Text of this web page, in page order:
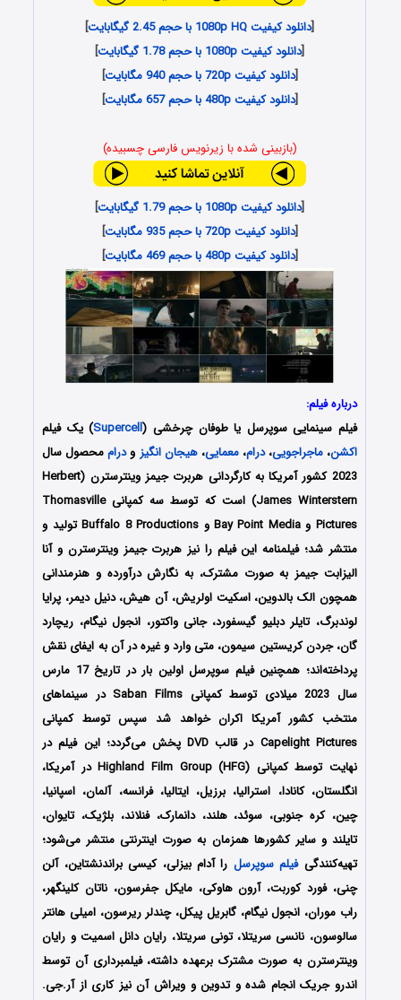
[دانلود کیفیت 1080p HQ با حجم 2.45 گیگابایت
]
[دانلود کیفیت 1080p با حجم 1.78 گیگابایت
]
[دانلود کیفیت 720p با حجم 940 مگابایت
]
[دانلود کیفیت 480p با حجم 657 مگابایت ]
(بازبینی شده با زیرنویس فارسی چسبیده)
[دانلود کیفیت 1080p با حجم 1.79 گیگابایت
]
[دانلود کیفیت 720p با حجم 935 مگابایت
]
[دانلود کیفیت 480p با حجم 469 مگابایت ]
درباره فیلم:
فیلم سینمایی سوپرسل یا طوفان چرخشی (Supercell) یک فیلم
اکشن،ماجراجویی،درام،معمایی،هیجان انگیز ودراممحصول سال
2023 کشور آمریکا به کارگردانی هربرت جیمز وینترسترن (Herbert
James Winterstern) است که توسط سه کمپانی‌ Thomasville
Pictures و Bay Point Media و Buffalo 8 Productions تولید و
منتشر شد؛ فیلمنامه این فیلم را نیز هربرت جیمز وینترسترن و آنا
الیزابت جیمز به صورت مشترک، به نگارش درآورده و هنرمندانی
همچون الک بالدوین، اسکیت اولریش، آن هیش، دنیل دیمر، پرایا
لوندبرگ، تایلر دبلیو گیسفورد، جانی واکتور، انجول نیگام، ریچارد
گان، جردن کریستین سیمون، متی وارد و غیره در آن به ایفای نقش
پرداخته‌اند؛ همچنین فیلم سوپرسل اولین بار در تاریخ 17 مارس
سال 2023 میلادی توسط کمپانی Saban Films در سینماهای
منتخب کشور آمریکا اکران خواهد شد سپس توسط کمپانی
Capelight Pictures در قالب DVD پخش می‌گردد؛ این فیلم در
نهایت توسط کمپانی Highland Film Group (HFG) در آمریکا،
انگلستان، کانادا، استرالیا، برزیل، ایتالیا، فرانسه، آلمان، اسپانیا،
چین، کره جنوبی، سوئد، هلند، دانمارک، فنلاند، بلژیک، تایوان،
تایلند و سایر کشورها همزمان به صورت اینترنتی منتشر می‌شود؛
تهیه‌کنندگیفیلم سوپرسل را آدام بیزلی، کیسی براندنشتاین، آلن
چنی، فورد کوربت، آرون هاوکی، مایکل جفرسون، ناتان کلینگهر،
راب موران، انجول نیگام، گابریل پیکل، چندلر ریرسون، امیلی هانتر
سالوسون، نانسی سریتلا، تونی سریتلا، رایان دانل اسمیت و رایان
وینترسترن به صورت مشترک برعهده داشته، فیلمبرداری آن توسط
اندرو جریک انجام شده و تدوین و ویراش آن نیز کاری از آر.جی.